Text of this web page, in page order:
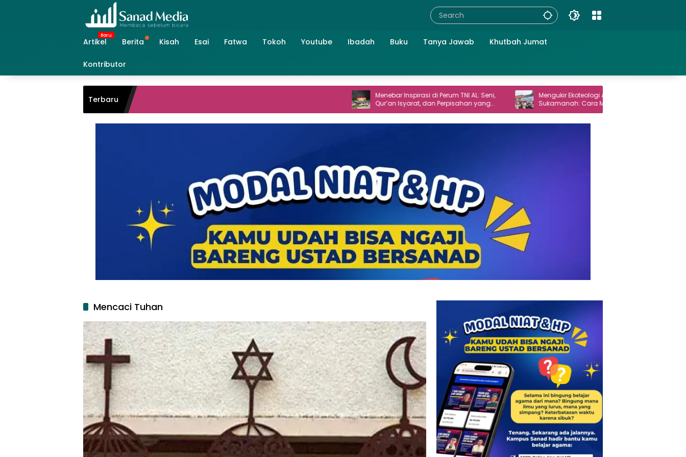
Artikel
Berita Kisah Esai Fatwa Tokoh Youtube Ibadah Buku Tanya Jawab Khutbah Jumat
Kontributor
Terbaru
Menebar Inspirasi di Perum TNI AL: Seni,
Qur’an Isyarat, dan Perpisahan yang
Hangat
Mengukir Ekoteologi Al-Qur’an di
Sukamanah: Cara Mahasiswi IIQ Jakarta
Menjaga Bumi Jonggol
Mencaci Tuhan